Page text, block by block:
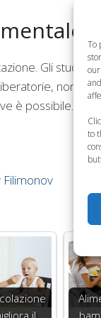
To
to
Gli
non
è possibile.
Filimonov
il